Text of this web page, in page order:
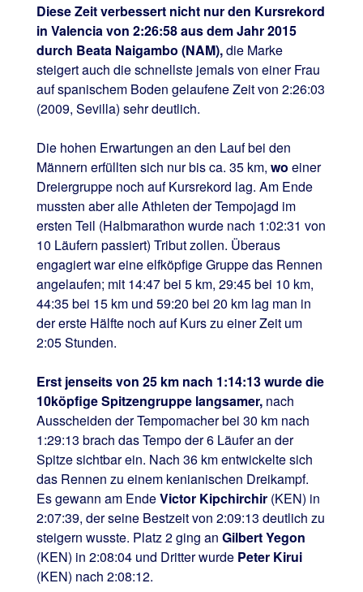
Diese Zeit verbessert nicht nur den Kursrekord
in Valencia von 2:26:58 aus dem Jahr 2015
durch Beata Naigambo (NAM),die Marke
steigert auch die schnellste jemals von einer Frau
auf spanischem Boden gelaufene Zeit von 2:26:03
(2009, Sevilla) sehr deutlich.
Die hohen Erwartungen an den Lauf bei den
Männern erfüllten sich nur bis ca. 35 km, wo einer
Dreiergruppe noch auf Kursrekord lag. Am Ende
mussten aber alle Athleten der Tempojagd im
ersten Teil (Halbmarathon wurde nach 1:02:31 von
10 Läufern passiert) Tribut zollen. Überaus
engagiert war eine elfköpfige Gruppe das Rennen
angelaufen; mit 14:47 bei 5 km, 29:45 bei 10 km,
44:35 bei 15 km und 59:20 bei 20 km lag man in
der erste Hälfte noch auf Kurs zu einer Zeit um
2:05 Stunden.
Erst jenseits von 25 km nach 1:14:13 wurde die
10köpfige Spitzengruppe langsamer,nach
Ausscheiden der Tempomacher bei 30 km nach
1:29:13 brach das Tempo der 6 Läufer an der
Spitze sichtbar ein. Nach 36 km entwickelte sich
das Rennen zu einem kenianischen Dreikampf.
Es gewann am EndeVictor Kipchirchir(KEN) in
2:07:39, der seine Bestzeit von 2:09:13 deutlich zu
steigern wusste. Platz 2 ging an Gilbert Yegon
(KEN) in 2:08:04 und Dritter wurdePeter Kirui
(KEN) nach 2:08:12.